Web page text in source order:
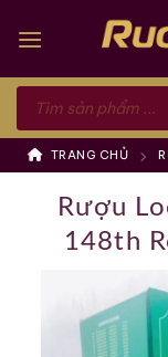
Tìm
kiếm
phẩm
TRANG CHỦ
Rượu
148th